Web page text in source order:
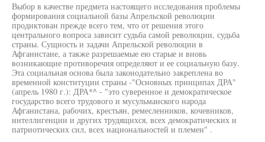
Выбор в качестве предмета настоящего исследования проблемы
формирования социальной базы Апрельской революции
продиктован прежде всего тем, что от решения этого
центрального вопроса зависит судьба самой революции, судьба
страны. Сущность и задачи Апрельской революции в
Афганистане, а также разрешаемые ею старые и вновь
возникающие противоречия определяют и ее социальную базу.
Эта социальная основа была законодательно закреплена во
временной конституции страны -"Основных принципах ДРА"
(апрель 1980 г.): ДРА*^ - "это суверенное и демократическое
государство всего трудового и мусульманского народа
Афганистана, рабочих, крестьян, ремесленников, кочевников,
интеллигенции и других трудящихся, всех демократических и
патриотических сил, всех национальностей и племен" .